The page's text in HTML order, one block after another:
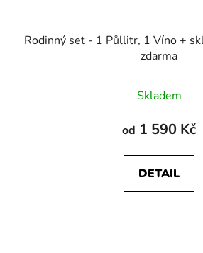
Rodinný set - 1 Půllitr, 1 Víno +
zdarma
Skladem
od 1 590 Kč
DETAIL